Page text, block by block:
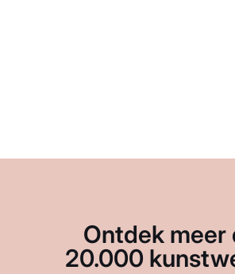
Ontdek meer
20.000